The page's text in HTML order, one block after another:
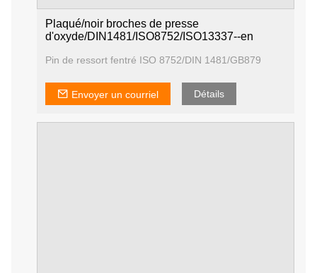
Plaqué/noir broches de presse
d'oxyde/DIN1481/ISO8752/ISO13337--en
Pin de ressort fentré ISO 8752/DIN 1481/GB879
Envoyer un courriel Détails